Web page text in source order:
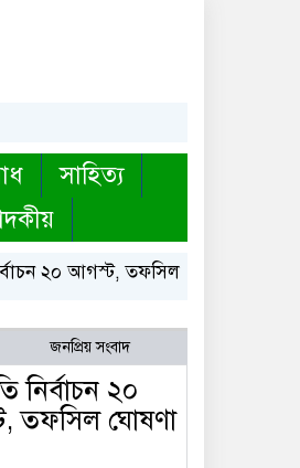
সাহিত্য
২০ আগস্ট, তফসিল ঘোষণা ইসির
জনপ্রিয় সংবাদ
নির্বাচন ২০
তফসিল ঘোষণা